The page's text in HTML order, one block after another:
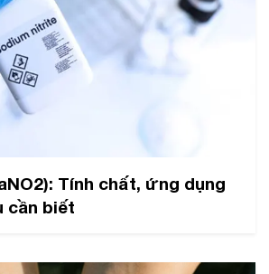
Tính chất, ứng dụng
cần biết